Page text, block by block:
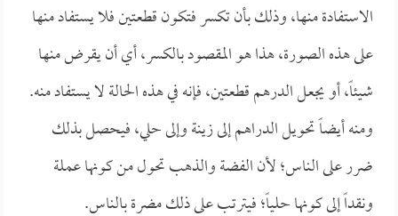
الاستفادة منها، وذلك بأن تكسر فتكون قطعتين فلا يستفاد منها
على هذه الصورة، هذا هو المقصود بالكسر، أي أن يقرض منها
شيئاً، أو يجعل الدرهم قطعتين، فإنه في هذه الحالة لا يستفاد منه.
ومنه أيضاً تحويل الدراهم إلى زينة وإلى حلي، فيحصل بذلك
ضرر على الناس؛ لأن الفضة والذهب تحول من كونها عملة
ونقداً إلى كونها حلياً؛ فيترتب على ذلك مضرة بالناس.